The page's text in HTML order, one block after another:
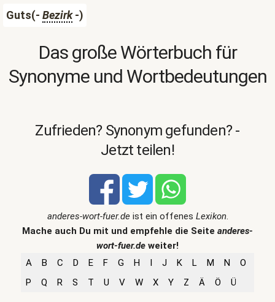
Guts(- Bezirk-)
Das große Wörterbuch für
Synonyme und Wortbedeutungen
Zufrieden? Synonym gefunden? -
Jetzt teilen!
anderes-wort-fuer.deist ein offenes Lexikon.
Mache auch Du mit und empfehle die Seite anderes-
wort-fuer.de weiter!
A
B C D E F G H I J K L M N
O
P
Q R S T U V W X Y Z Ä Ö Ü